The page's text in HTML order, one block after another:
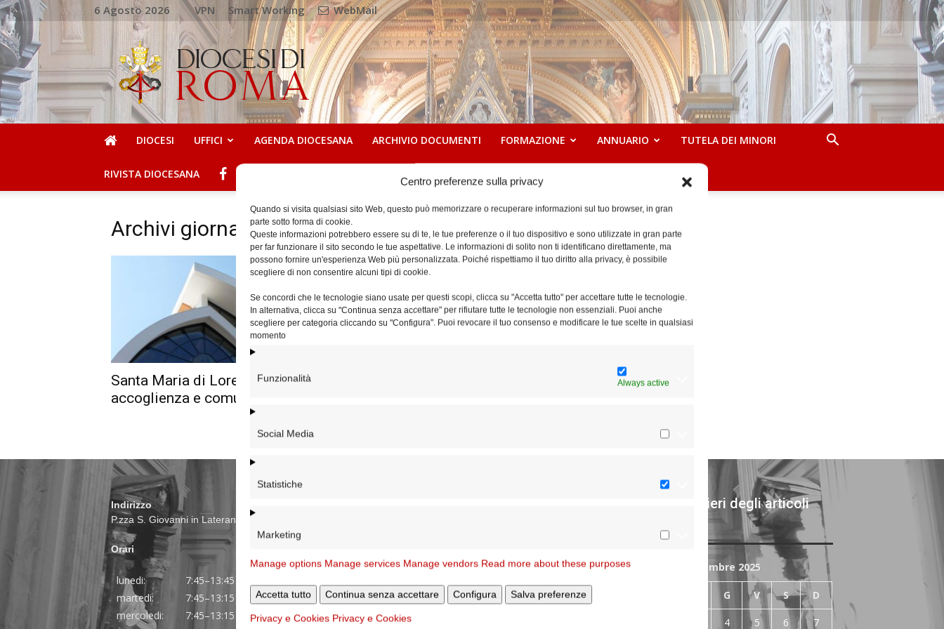
Centro preferenze sulla privacy
Quando si visita qualsiasi sito Web, questo può memorizzare o recuperare informazioni sul tuo browser, in gran
parte sotto forma di cookie.
Queste informazioni potrebbero essere su di te, le tue preferenze o il tuo dispositivo e sono utilizzate in gran parte
per far funzionare il sito secondo le tue aspettative. Le informazioni di solito non ti identificano direttamente, ma
possono fornire un'esperienza Web più personalizzata. Poiché rispettiamo il tuo diritto alla privacy, è possibile
scegliere di non consentire alcuni tipi di cookie.
Se concordi che le tecnologie siano usate per questi scopi, clicca su "Accetta tutto" per accettare tutte le tecnologie.
In alternativa, clicca su "Continua senza accettare" per rifiutare tutte le tecnologie non essenziali. Puoi anche
scegliere per categoria cliccando su "Configura". Puoi revocare il tuo consenso e modificare le tue scelte in qualsiasi
momento
Funzionalità Always active
Social Media
Statistiche
Marketing
Manage options Manage services Manage vendors Read more about these purposes
Accetta tutto Continua senza accettare Configura Salva preferenze
Privacy e Cookies Privacy e Cookies
6 Agosto 2026 VPN Smart Working WebMail
DIOCESI
DI
ROMA
DIOCESI UFFICI AGENDA DIOCESANA ARCHIVIO DOCUMENTI FORMAZIONE ANNUARIO TUTELA DEI MINORI
RIVISTA DIOCESANA
Archivi giornalieri: 14 Dicembre 2025
Santa Maria di Loreto,
accoglienza e comunione
Indirizzo
P.zza S. Giovanni in Laterano 6 00184 Roma
Orari
lunedi:
7:45–13:45
martedi:
7:45–13:15 e 14:00-17:30
mercoledi:
7:45–13:15 e 14:00-17:30
Archivi giornalieri degli articoli
pubblicati
Dicembre 2025
G V S D
4 5 6 7